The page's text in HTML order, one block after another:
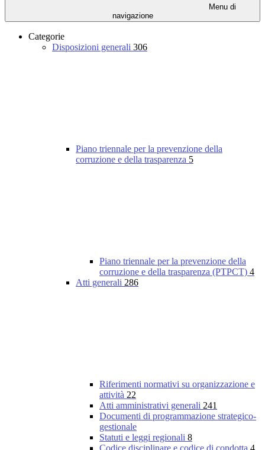
Menu di
navigazione
Categorie
Disposizioni generali 306
Piano triennale per la prevenzione della
corruzione e della trasparenza 5
Piano triennale per la prevenzione della
corruzione e della trasparenza (PTPCT) 4
Atti generali 286
Riferimenti normativi su organizzazione e
attività 22
Atti amministrativi generali 241
Documenti di programmazione strategico-
gestionale
Statuti e leggi regionali 8